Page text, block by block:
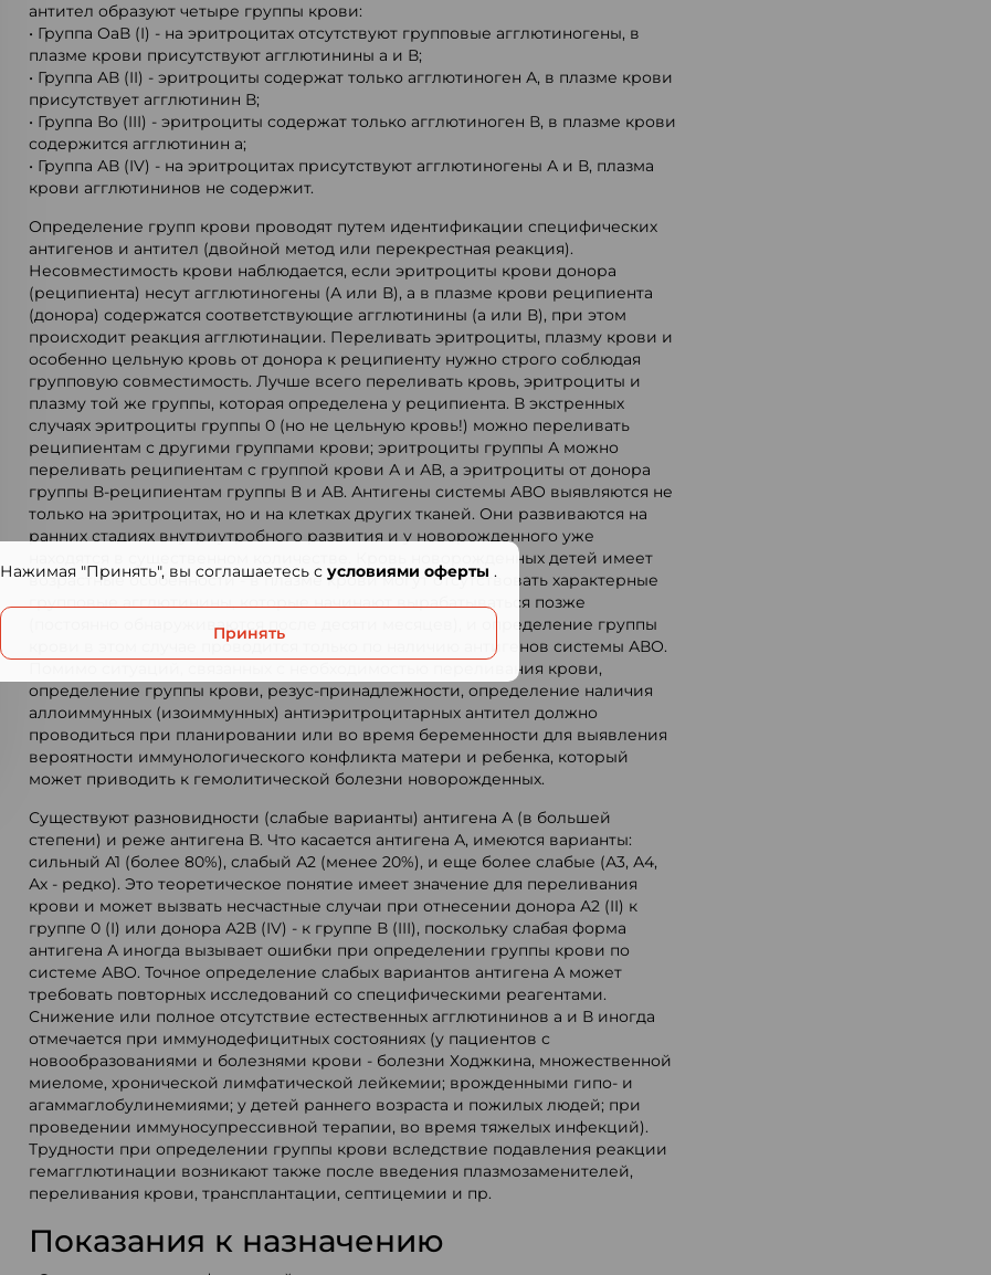
антител образуют четыре группы крови:
• Группа ОаВ (I) - на эритроцитах отсутствуют групповые агглютиногены, в
плазме крови присутствуют агглютинины а и В;
• Группа АВ (II) - эритроциты содержат только агглютиноген А, в плазме крови
присутствует агглютинин В;
• Группа Во (III) - эритроциты содержат только агглютиноген В, в плазме крови
содержится агглютинин а;
• Группа АВ (IV) - на эритроцитах присутствуют агглютиногены А и В, плазма
крови агглютининов не содержит.
Определение групп крови проводят путем идентификации специфических
антигенов и антител (двойной метод или перекрестная реакция).
Несовместимость крови наблюдается, если эритроциты крови донора
(реципиента) несут агглютиногены (А или В), а в плазме крови реципиента
(донора) содержатся соответствующие агглютинины (а или В), при этом
происходит реакция агглютинации. Переливать эритроциты, плазму крови и
особенно цельную кровь от донора к реципиенту нужно строго соблюдая
групповую совместимость. Лучше всего переливать кровь, эритроциты и
плазму той же группы, которая определена у реципиента. В экстренных
случаях эритроциты группы 0 (но не цельную кровь!) можно переливать
реципиентам с другими группами крови; эритроциты группы А можно
переливать реципиентам с группой крови А и АВ, а эритроциты от донора
группы В-реципиентам группы В и АВ. Антигены системы АВО выявляются не
только на эритроцитах, но и на клетках других тканей. Они развиваются на
ранних стадиях внутриутробного развития и у новорожденного уже
находятся в существенном количестве. Кровь новорожденных детей имеет
возрастные особенности - в плазме крови могут отсутствовать характерные
групповые агглютинины, которые начинают вырабатываться позже
(постоянно обнаруживаются после десяти месяцев), и определение группы
крови в этом случае проводится только по наличию антигенов системы АВО.
Помимо ситуаций, связанных с необходимостью переливания крови,
определение группы крови, резус-принадлежности, определение наличия
аллоиммунных (изоиммунных) антиэритроцитарных антител должно
проводиться при планировании или во время беременности для выявления
вероятности иммунологического конфликта матери и ребенка, который
может приводить к гемолитической болезни новорожденных.
Существуют разновидности (слабые варианты) антигена А (в большей
степени) и реже антигена В. Что касается антигена А, имеются варианты:
сильный А1 (более 80%), слабый А2 (менее 20%), и еще более слабые (А3, А4,
Ах - редко). Это теоретическое понятие имеет значение для переливания
крови и может вызвать несчастные случаи при отнесении донора А2 (II) к
группе 0 (I) или донора А2В (IV) - к группе В (III), поскольку слабая форма
антигена А иногда вызывает ошибки при определении группы крови по
системе АВО. Точное определение слабых вариантов антигена А может
требовать повторных исследований со специфическими реагентами.
Снижение или полное отсутствие естественных агглютининов а и В иногда
отмечается при иммунодефицитных состояниях (у пациентов с
новообразованиями и болезнями крови - болезни Ходжкина, множественной
миеломе, хронической лимфатической лейкемии; врожденными гипо- и
агаммаглобулинемиями; у детей раннего возраста и пожилых людей; при
проведении иммуносупрессивной терапии, во время тяжелых инфекций).
Трудности при определении группы крови вследствие подавления реакции
гемагглютинации возникают также после введения плазмозаменителей,
переливания крови, трансплантации, септицемии и пр.
Показания к назначению
Нажимая "Принять", вы соглашаетесь с условиями оферты .
Принять